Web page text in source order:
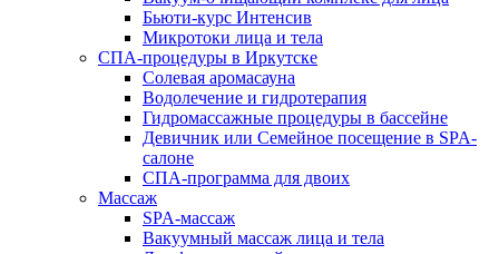
Бьюти-курс Интенсив
Микротоки лица и тела
СПА-процедуры в Иркутске
Солевая аромасауна
Водолечение и гидротерапия
Гидромассажные процедуры в бассейне
Девичник или Семейное посещение в SPA-
салоне
СПА-программа для двоих
Массаж
SPA-массаж
Вакуумный массаж лица и тела